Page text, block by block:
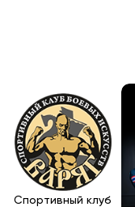
Спортивный клуб